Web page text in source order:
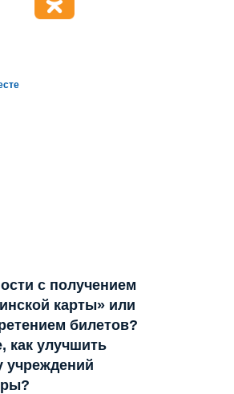
с получением
карты» или
билетов?
как улучшить
учреждений